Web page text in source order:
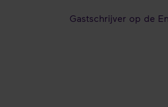
Gastschrijver op de